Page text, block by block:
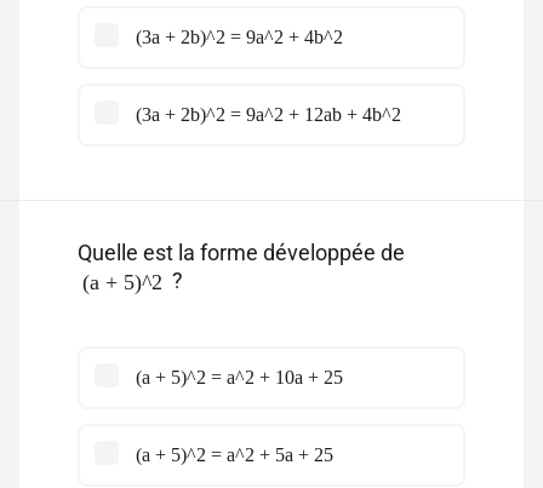
(3a + 2b)^2 = 9a^2 + 4b^2
(3a + 2b)^2 = 9a^2 + 12ab + 4b^2
Quelle est la forme développée de
(a + 5)^2 ?
(a + 5)^2 = a^2 + 10a + 25
(a + 5)^2 = a^2 + 5a + 25